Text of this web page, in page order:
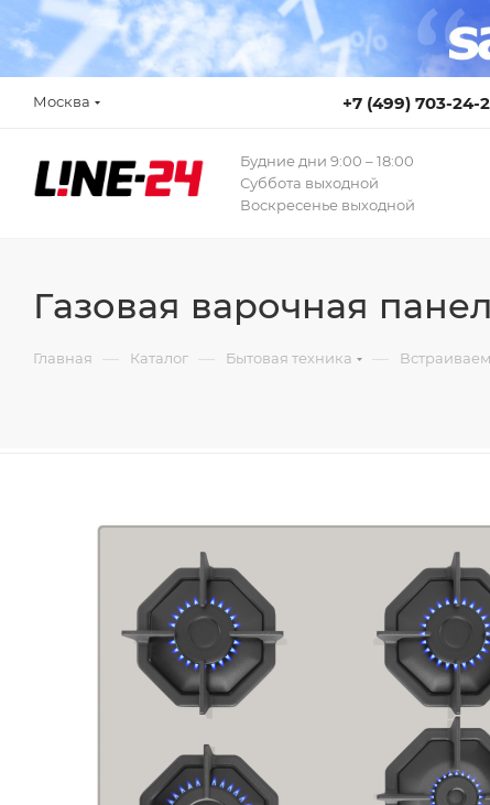
Москва +7 (499) 703-24-
Будние дни 9:00 – 18:00
Суббота выходной
Воскресенье выходной
Газовая варочная
Главная — Каталог — Бытовая техника —